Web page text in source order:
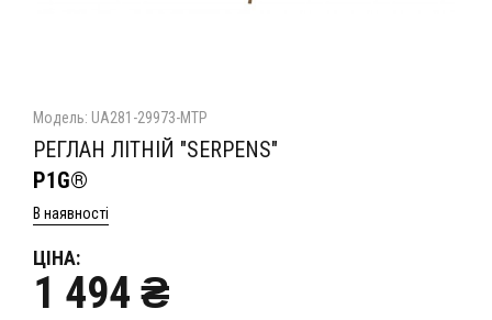
Модель: UA281-29973-MTP
РЕГЛАН ЛІТНІЙ "SERPENS"
P1G®
В наявності
ЦІНА:
1 494 ₴